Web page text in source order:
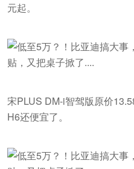
元起。
宋PLUS DM-i智驾版原价
H6还便宜了。